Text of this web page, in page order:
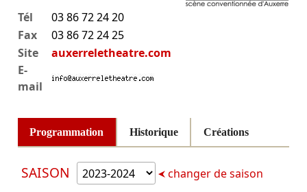
Tél
03 86 72 24 20
Fax
03 86 72 24 25
Site
auxerreletheatre.com
E-
mail
Programmation Historique Créations
SAISON changer de saison